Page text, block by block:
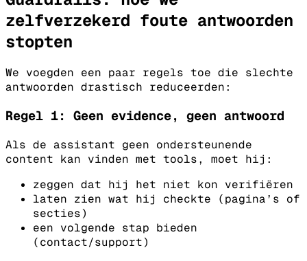
zelfverzekerd foute antwoorden
stopten
We voegden een paar regels toe die slechte
antwoorden drastisch reduceerden:
Regel 1: Geen evidence, geen antwoord
Als de assistant geen ondersteunende
content kan vinden met tools, moet hij:
zeggen dat hij het niet kon verifiëren
laten zien wat hij checkte (pagina’s of
secties)
een volgende stap bieden
(contact/support)